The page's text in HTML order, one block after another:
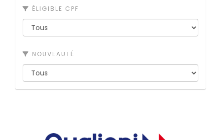
ÉLIGIBLE CPF
NOUVEAUTÉ